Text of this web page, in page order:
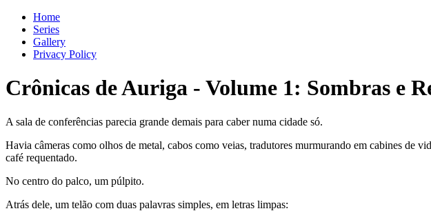
Home
Series
Gallery
Privacy Policy
Crônicas de Auriga - Volume 1: Sombras e
A sala de conferências parecia grande demais para caber numa cidade só.
Havia câmeras como olhos de metal, cabos como veias, tradutores murmurando em cabines de
café requentado.
No centro do palco, um púlpito.
Atrás dele, um telão com duas palavras simples, em letras limpas: